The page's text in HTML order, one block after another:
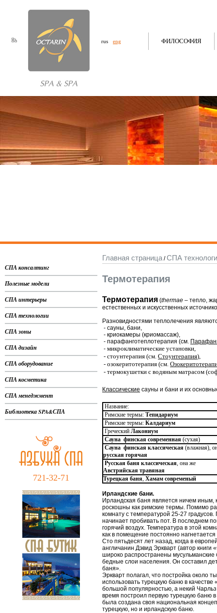
rus eng ФИЛОСОФИЯ
СПА консалтинг
Полезные модели
СПА интерьеры
СПА технологии
СПА зоны
СПА дизайн
СПА оборудование
СПА косметика
СПА менеджмент
Библиотека SPA&СПА
721-32-71
Главная страница/СПА
Термотерапия
Термотерапия (thermae – тепло,
естественных и искусственных
Разновидностями теплолечения
- сауны, бани,
- криокамеры (криомассаж),
- парафанготеплотерапия (см.
- микроклиматические установки,
- стоунтерапия (см. Стоунтерапия),
- озокеритотерапия (см.
- термокушетки с водяным матрасом
Классические сауны и бани и их
Название:
Римские термы: Тепидариум
Римские термы: Калдариум
Греческий Лакониум
Сауна финская современная (сухая)
Сауна финская классическая (влажная),
русская горячая
Русская баня классическая, она же
Австрийская травяная
Турецкая баня, Хамам современый
Ирландские бани.
Ирландская баня является ничем иным,
роскошны как римские термы. Помимо
комнату с температурой 25-27
начинает пробивать пот. В последнем
горячий воздух. Температура в этой
как в помещение постоянно
Сто пятьдесят лет назад, когда в
англичанин Дэвид Эркварт (автор
широко распространены
бедные слои населения. Он составил
баня».
Эркварт полагал, что постройка около
использовать турецкую баню в
большой популярностью, а некий
время построил первую турецкую баню
была создана своя национальная
турецкую, но и ирландскую баню.